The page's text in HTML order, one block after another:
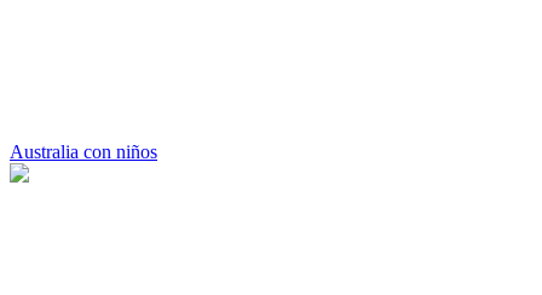
Australia con niños